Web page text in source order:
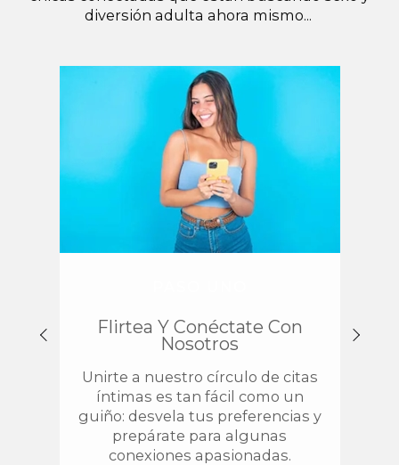
diversión adulta ahora mismo...
Flirtea Y Conéctate Con
Nosotros
Unirte a nuestro círculo de citas
íntimas es tan fácil como un
guiño: desvela tus preferencias y
prepárate para algunas
conexiones apasionadas.